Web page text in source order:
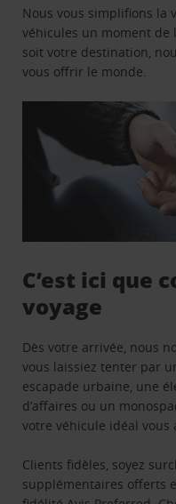
Nous vous simplifions la
véhicules un moment
soit votre destination,
vous offrir le monde.
C’est ici que
voyage
Dès votre arrivée, nous
vous laissiez tenter par
escapade urbaine, une
d’affaires ou un
votre véhicule idéal vous
Clients fidèles, soyez
supplémentaires offerts